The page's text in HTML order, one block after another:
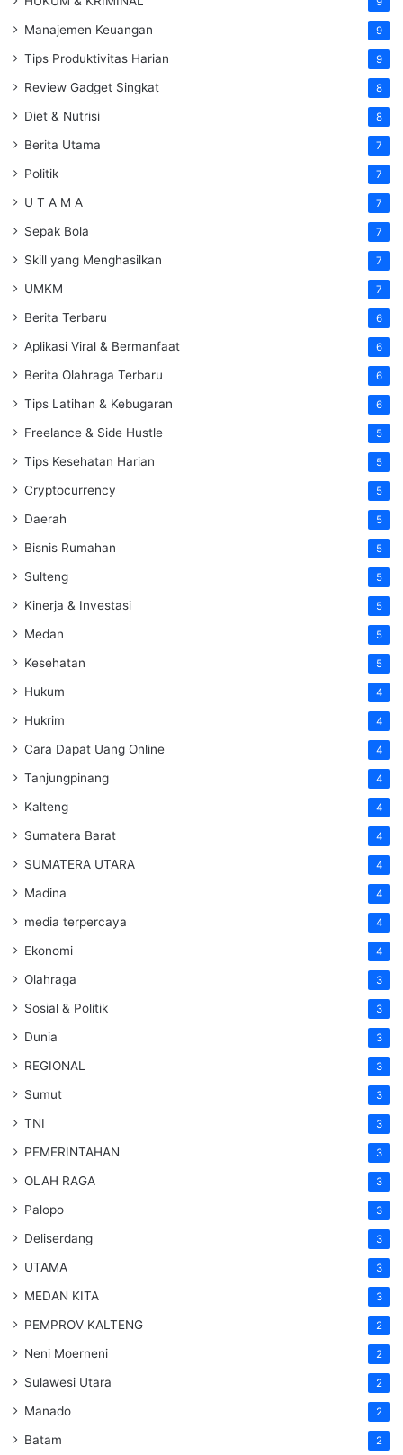
Manajemen Keuangan 9
Tips Produktivitas Harian 9
Review Gadget Singkat 8
Diet & Nutrisi 8
Berita Utama 7
Politik 7
U T A M A 7
Sepak Bola 7
Skill yang Menghasilkan 7
UMKM 7
Berita Terbaru 6
Aplikasi Viral & Bermanfaat 6
Berita Olahraga Terbaru 6
Tips Latihan & Kebugaran 6
Freelance & Side Hustle 5
Tips Kesehatan Harian 5
Cryptocurrency 5
Daerah 5
Bisnis Rumahan 5
Sulteng 5
Kinerja & Investasi 5
Medan 5
Kesehatan 5
Hukum 4
Hukrim 4
Cara Dapat Uang Online 4
Tanjungpinang 4
Kalteng 4
Sumatera Barat 4
SUMATERA UTARA 4
Madina 4
media terpercaya 4
Ekonomi 4
Olahraga 3
Sosial & Politik 3
Dunia 3
REGIONAL 3
Sumut 3
TNI 3
PEMERINTAHAN 3
OLAH RAGA 3
Palopo 3
Deliserdang 3
UTAMA 3
MEDAN KITA 3
PEMPROV KALTENG 2
Neni Moerneni 2
Sulawesi Utara 2
Manado 2
Batam 2